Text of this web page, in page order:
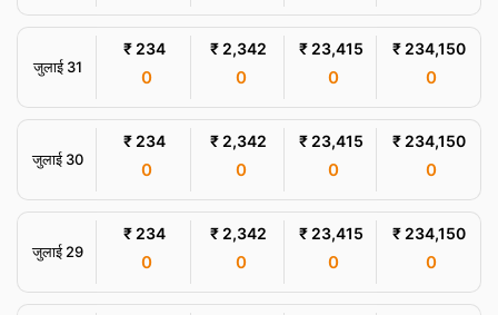
जुलाई 31
₹ 234
0
₹ 2,342
0
₹ 23,415
0
₹ 234,150
0
जुलाई 30
₹ 234
0
₹ 2,342
0
₹ 23,415
0
₹ 234,150
0
जुलाई 29
₹ 234
0
₹ 2,342
0
₹ 23,415
0
₹ 234,150
0